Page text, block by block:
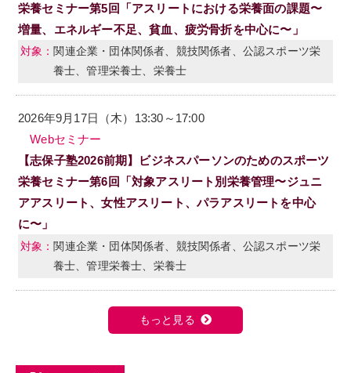
栄養セミナー第5回「アスリートにおける栄養面の課題〜
増量、エネルギー不足、貧血、疲労骨折を中心に〜」
関連企業・団体関係者、競技関係者、公認スポーツ栄
養士、管理栄養士、栄養士
2026年9月17日（木）13:30～17:00
Webセミナー
【志保子塾2026前期】ビジネスパーソンのためのスポーツ
栄養セミナー第6回「対象アスリート別栄養管理〜ジュニ
アアスリート、女性アスリート、パラアスリートを中心
に〜」
関連企業・団体関係者、競技関係者、公認スポーツ栄
養士、管理栄養士、栄養士
もっと見る